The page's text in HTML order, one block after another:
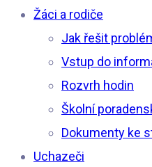
Žáci a rodiče
Jak řešit
Vstup do
Rozvrh hodin
Školní
Dokumenty ke
Uchazeči